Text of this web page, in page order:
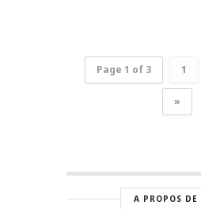
Page 1 of 3 1
»
A PROPOS DE